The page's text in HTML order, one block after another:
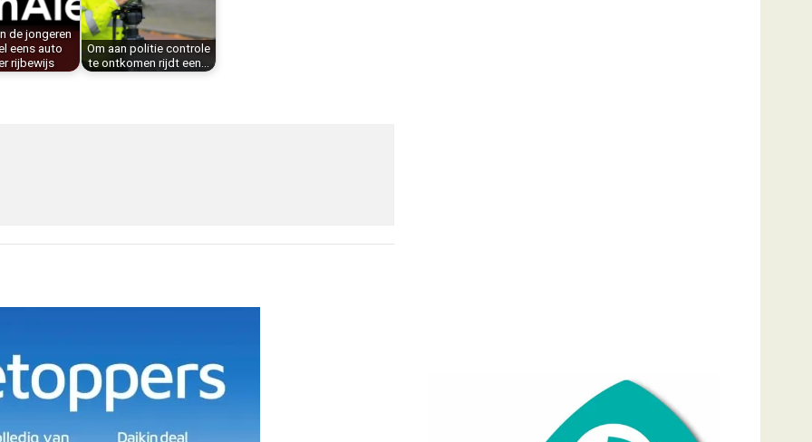
de jongeren
eens auto
rijbewijs
Om aan politie controle
te ontkomen rijdt een…